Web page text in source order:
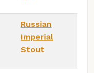
Russian
Imperial
Stout